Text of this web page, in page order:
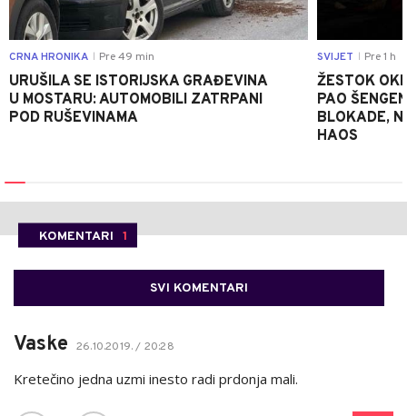
CRNA HRONIKA Pre 49 min
URUŠILA SE ISTORIJSKA GRAĐEVINA
U MOSTARU: AUTOMOBILI ZATRPANI
POD RUŠEVINAMA
SVIJET Pre 1 h
ŽESTOK
PAO
BLOKADE,
HAOS
KOMENTARI 1
SVI KOMENTARI
Vaske 26.10.2019. / 20:28
Kretečino jedna uzmi inesto radi prdonja mali.